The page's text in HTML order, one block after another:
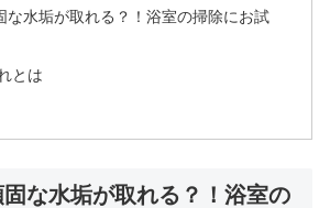
な水垢が取れる？！浴室の掃除にお試
とは
な水垢が取れる？！浴室の